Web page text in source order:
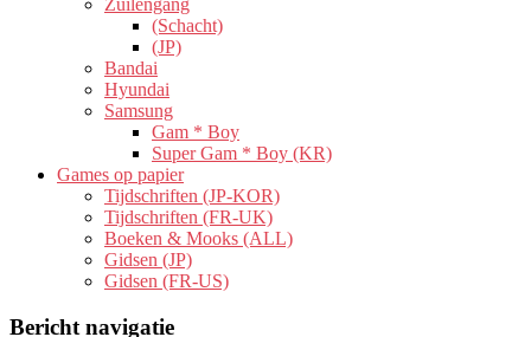
Zuilengang
(Schacht)
(JP)
Bandai
Hyundai
Samsung
Gam * Boy
Super Gam * Boy (KR)
Games op papier
Tijdschriften (JP-KOR)
Tijdschriften (FR-UK)
Boeken & Mooks (ALL)
Gidsen (JP)
Gidsen (FR-US)
Bericht navigatie